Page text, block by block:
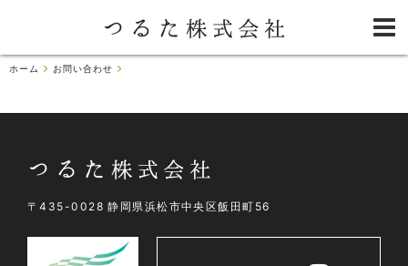
ホーム お問い合わせ
〒435-0028 静岡県浜松市中央区飯田町56